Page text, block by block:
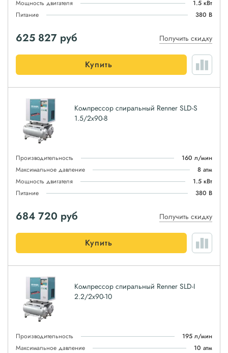
Мощность двигателя
1.5 кВт
Питание
380 В
625 827 руб Получить скидку
Купить
Компрессор спиральный Renner SLD-S
1.5/2x90-8
Производительность
160 л/мин
Максимальное давление
8 атм
Мощность двигателя
1.5 кВт
Питание
380 В
684 720 руб Получить скидку
Купить
Компрессор спиральный Renner SLD-I
2.2/2x90-10
Производительность
195 л/мин
Максимальное давление
10 атм